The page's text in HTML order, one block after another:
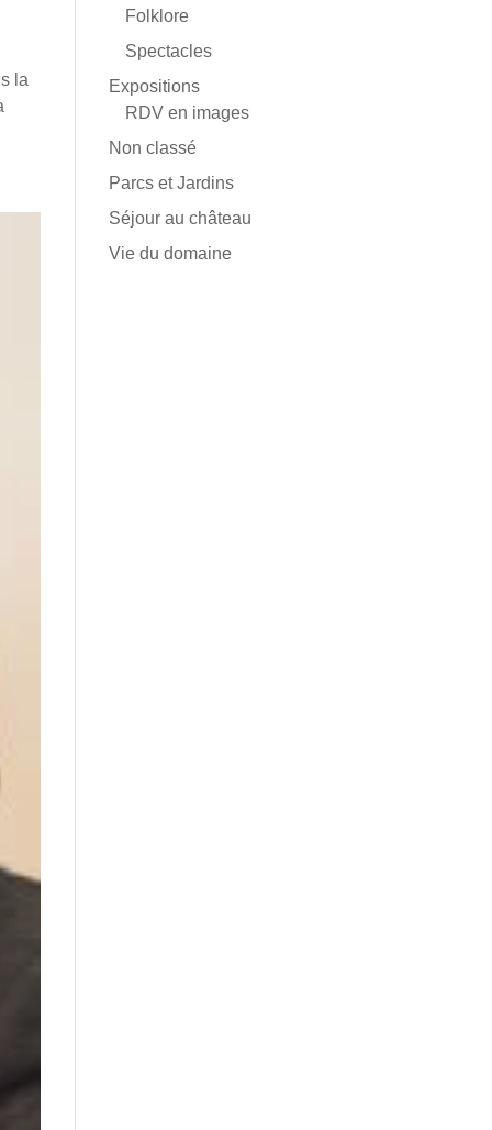
la
Folklore
Spectacles
Expositions
RDV en images
Non classé
Parcs et Jardins
Séjour au château
Vie du domaine